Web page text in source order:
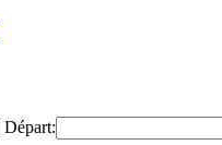
Départ: